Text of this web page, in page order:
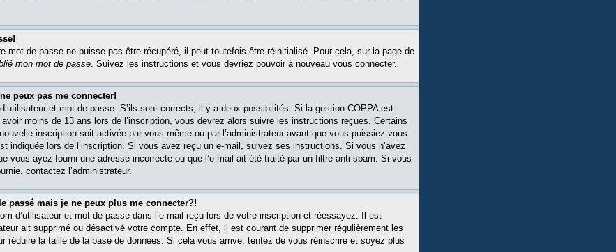
mot de passe ne puisse pas être récupéré, il peut toutefois être réinitialisé. Pour cela, sur la page de
mon mot de passe. Suivez les instructions et vous devriez pouvoir à nouveau vous connecter.
peux pas me connecter!
et mot de passe. S’ils sont corrects, il y a deux possibilités. Si la gestion COPPA est
moins de 13 ans lors de l’inscription, vous devrez alors suivre les instructions reçues. Certains
inscription soit activée par vous-même ou par l’administrateur avant que vous puissiez vous
indiquée lors de l’inscription. Si vous avez reçu un e-mail, suivez ses instructions. Si vous n’avez
vous ayez fourni une adresse incorrecte ou que l’e-mail ait été traité par un filtre anti-spam. Si vous
contactez l’administrateur.
passé mais je ne peux plus me connecter?!
d’utilisateur et mot de passe dans l’e-mail reçu lors de votre inscription et réessayez. Il est
ait supprimé ou désactivé votre compte. En effet, il est courant de supprimer régulièrement les
réduire la taille de la base de données. Si cela vous arrive, tentez de vous réinscrire et soyez plus